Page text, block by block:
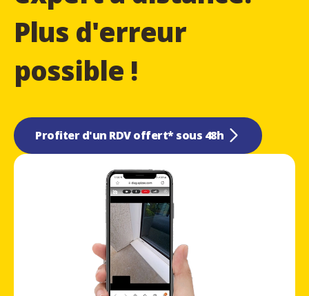
Plus d'erreur
possible !
Profiter d'un RDV offert* sous 48h